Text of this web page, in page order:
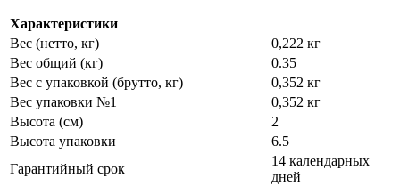
Характеристики
Вес (нетто, кг)
0,222 кг
Вес общий (кг)
0.35
Вес с упаковкой (брутто, кг)
0,352 кг
Вес упаковки №1
0,352 кг
Высота (см)
2
Высота упаковки
6.5
Гарантийный срок
14 календарных
дней